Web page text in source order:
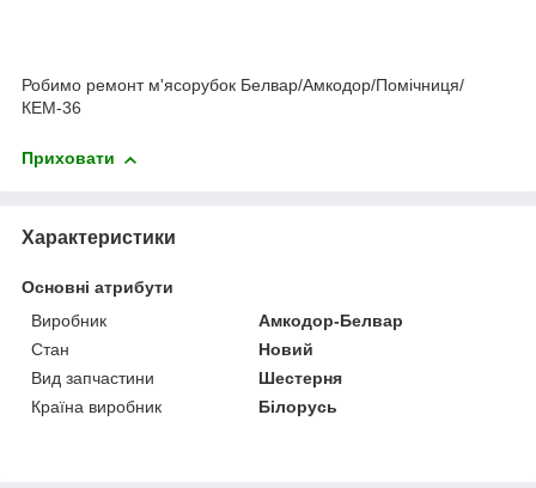
Робимо ремонт м'ясорубок Белвар/Амкодор/Помічниця/
КЕМ-36
Приховати
Характеристики
Основні атрибути
Виробник
Амкодор-Белвар
Стан
Новий
Вид запчастини
Шестерня
Країна виробник
Білорусь